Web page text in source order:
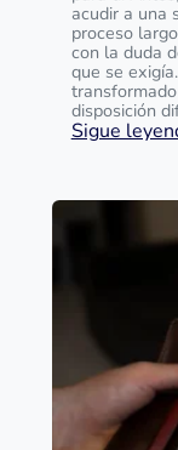
acudir a una
proceso
con la duda
que se
disposición
Sigue